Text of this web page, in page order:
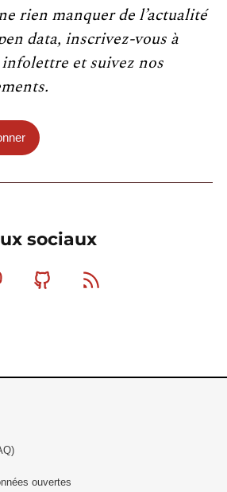
rien manquer de l’actualité
data, inscrivez-vous à
et suivez nos
sociaux
MastodonGithub
ouvertes